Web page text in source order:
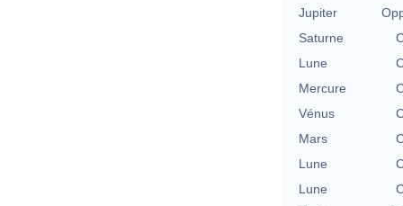
Jupiter
Saturne
Lune
Mercure
Vénus
Mars
Lune
Lune